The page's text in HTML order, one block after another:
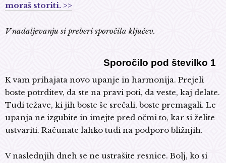
moraš storiti. >>
V nadaljevanju si preberi sporočila ključev.
Sporočilo pod številko 1
K vam prihajata novo upanje in harmonija. Prejeli
boste potrditev, da ste na pravi poti, da veste, kaj delate.
Tudi težave, ki jih boste še srečali, boste premagali. Le
upanja ne izgubite in imejte pred očmi to, kar si želite
ustvariti. Računate lahko tudi na podporo bližnjih.
V naslednjih dneh se ne ustrašite resnice. Bolj, ko si